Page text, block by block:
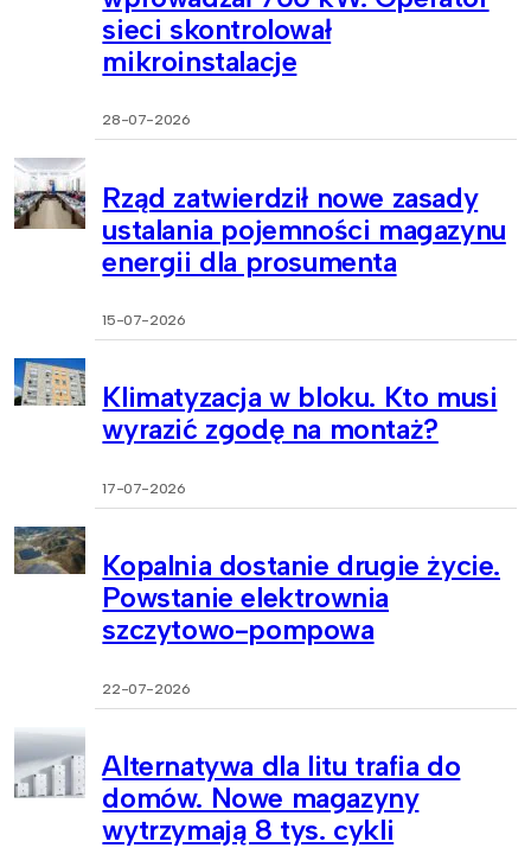
sieci skontrolował
mikroinstalacje
28-07-2026
Rząd zatwierdził nowe zasady
ustalania pojemności magazynu
energii dla prosumenta
15-07-2026
Klimatyzacja w bloku. Kto musi
wyrazić zgodę na montaż?
17-07-2026
Kopalnia dostanie drugie życie.
Powstanie elektrownia
szczytowo-pompowa
22-07-2026
Alternatywa dla litu trafia do
domów. Nowe magazyny
wytrzymają 8 tys. cykli